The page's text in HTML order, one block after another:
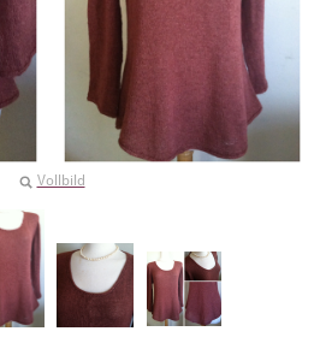
Vollbild